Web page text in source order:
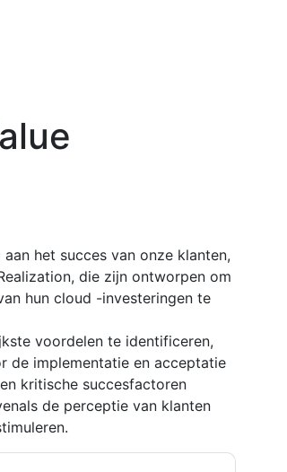
het succes van onze klanten,
die zijn ontworpen om
hun cloud -investeringen te
voordelen te identificeren,
de implementatie en acceptatie
kritische succesfactoren
de perceptie van klanten